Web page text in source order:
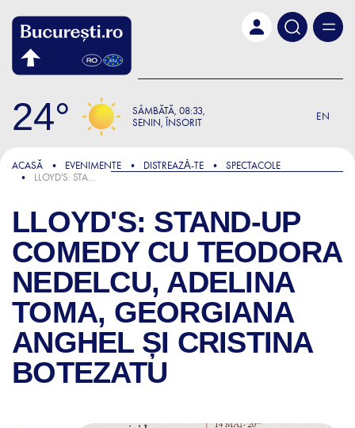
24 SÂMBĂTĂ 08:33
SENIN, ÎNSORIT
EN
ACASĂ EVENIMENTE DISTREAZǍ-TE
SPECTACOLE
LLOYD'S: STAND-UP COMEDY CU TEODORA NEDELCU, ADELINA TOMA, GEORGIANA ANGHEL ȘI CRISTINA BOTEZATU
LLOYD'S: STAND-UP
COMEDY CU TEODORA
NEDELCU, ADELINA
TOMA, GEORGIANA
ANGHEL ȘI CRISTINA
BOTEZATU